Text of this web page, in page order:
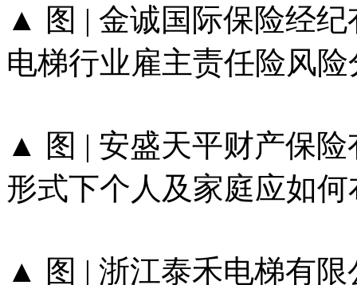
▲ 图 | 金诚国际保险经
电梯行业雇主责任险风
▲ 图 | 安盛天平财产保
形式下个人及家庭应如何
▲ 图 | 浙江泰禾电梯有